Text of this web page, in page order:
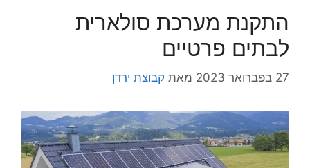
התקנת מערכת סולארית
לבתים פרטיים
27 בפברואר 2023 מאת קבוצת ירדן